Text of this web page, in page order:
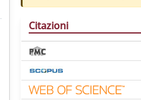
Citazioni